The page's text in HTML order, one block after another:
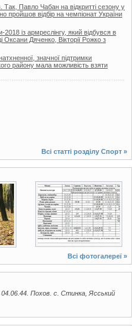
Так, Павло Чабан на відкритті сезону у
пройшов відбір на чемпіонат України
із армреслінгу, який відбувся в
Оксани Дяченко, Вікторії Рожко з
значної підтримки
району мала можливість взяти
Всі статті розділу Спорт »
2 фото
Всі фотогалереї »
04.06.44. Похов. с. Стинка, Ясський